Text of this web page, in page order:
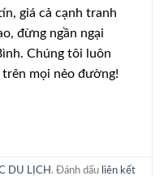
giá cả cạnh tranh
đừng ngần ngại
Chúng tôi luôn
trên mọi nẻo đường!
DU LỊCH . Đánh dấu liên kết